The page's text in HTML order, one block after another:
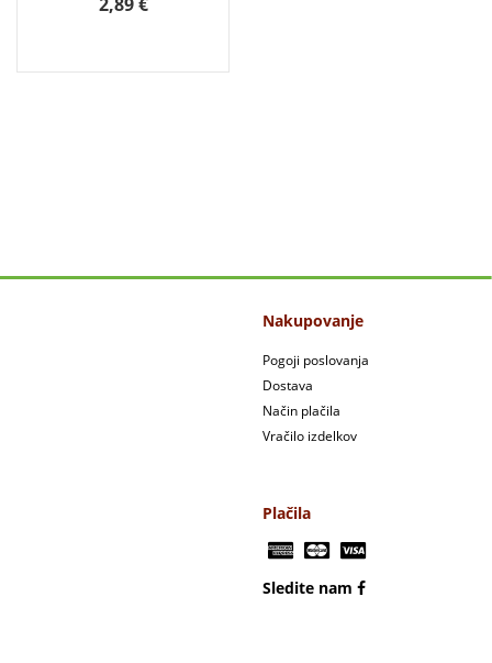
Nakupovanje
Pogoji poslovanja
Dostava
Način plačila
Vračilo izdelkov
Plačila
Sledite nam